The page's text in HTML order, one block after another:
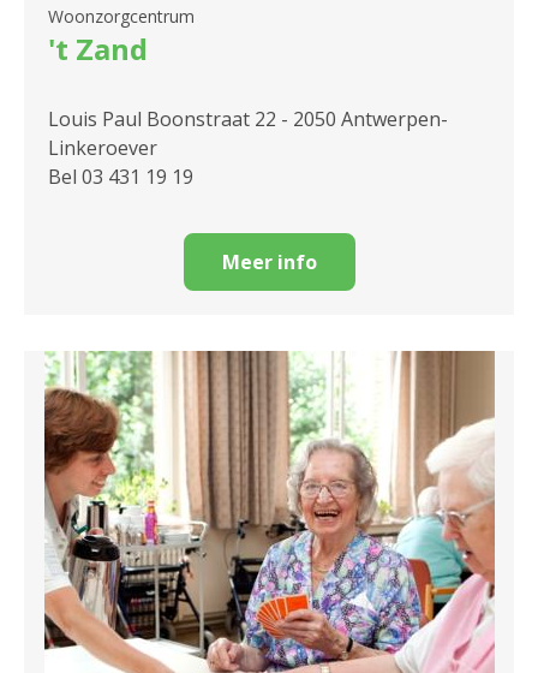
Woonzorgcentrum
't Zand
Louis Paul Boonstraat 22 - 2050 Antwerpen-
Linkeroever
Bel 03 431 19 19
Meer info